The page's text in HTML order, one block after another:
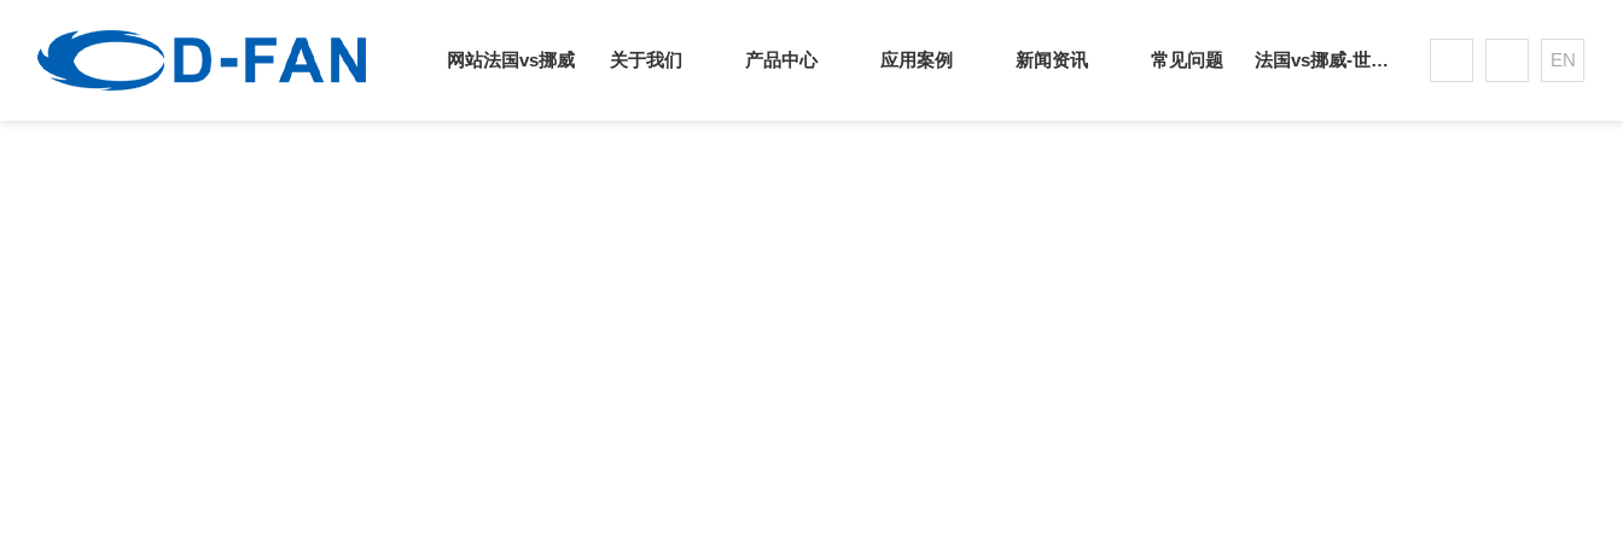
网站法国vs挪威 关于我们 产品中心 应用案例 新闻资讯 常见问题 法国vs挪威-世界杯赛事平台 EN